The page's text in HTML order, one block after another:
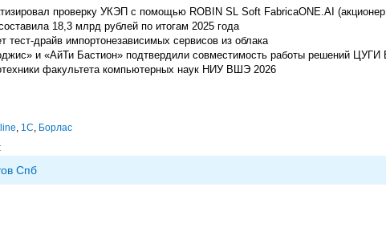
проверку УКЭП с помощью ROBIN SL Soft FabricaONE.AI
18,3 млрд рублей по итогам 2025 года
тест-драйв импортонезависимых сервисов из облака
и «АйТи Бастион» подтвердили совместимость работы решений
факультета компьютерных наук НИУ ВШЭ 2026
, 1С, Борлас
Спб